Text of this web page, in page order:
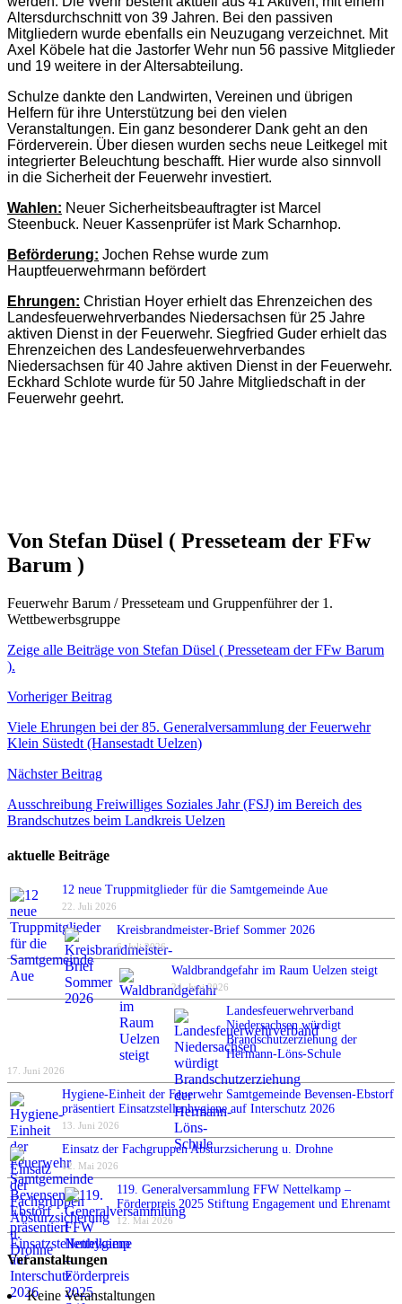
Altersdurchschnitt von 39 Jahren. Bei den passiven
Mitgliedern wurde ebenfalls ein Neuzugang verzeichnet. Mit
Axel Köbele hat die Jastorfer Wehr nun 56 passive Mitglieder
und 19 weitere in der Altersabteilung.
Schulze dankte den Landwirten, Vereinen und übrigen
Helfern für ihre Unterstützung bei den vielen
Veranstaltungen. Ein ganz besonderer Dank geht an den
Förderverein. Über diesen wurden sechs neue Leitkegel mit
integrierter Beleuchtung beschafft. Hier wurde also sinnvoll
in die Sicherheit der Feuerwehr investiert.
Wahlen: Neuer Sicherheitsbeauftragter ist Marcel
Steenbuck. Neuer Kassenprüfer ist Mark Scharnhop.
Beförderung: Jochen Rehse wurde zum
Hauptfeuerwehrmann befördert
Ehrungen: Christian Hoyer erhielt das Ehrenzeichen des
Landesfeuerwehrverbandes Niedersachsen für 25 Jahre
aktiven Dienst in der Feuerwehr. Siegfried Guder erhielt das
Ehrenzeichen des Landesfeuerwehrverbandes
Niedersachsen für 40 Jahre aktiven Dienst in der Feuerwehr.
Eckhard Schlote wurde für 50 Jahre Mitgliedschaft in der
Feuerwehr geehrt.
Von Stefan Düsel ( Presseteam der FFw
Barum )
Feuerwehr Barum / Presseteam und Gruppenführer der 1.
Wettbewerbsgruppe
Zeige alle Beiträge von Stefan Düsel ( Presseteam der FFw Barum
).
Beitragsnavigation
Vorheriger Beitrag
Viele Ehrungen bei der 85. Generalversammlung der Feuerwehr
Klein Süstedt (Hansestadt Uelzen)
Nächster Beitrag
Ausschreibung Freiwilliges Soziales Jahr (FSJ) im Bereich des
Brandschutzes beim Landkreis Uelzen
aktuelle Beiträge
12 neue Truppmitglieder für die Samtgemeinde Aue
22. Juli 2026
Kreisbrandmeister-Brief Sommer 2026
6. Juli 2026
Waldbrandgefahr im Raum Uelzen steigt
24. Juni 2026
Landesfeuerwehrverband
Niedersachsen würdigt
Brandschutzerziehung der
Hermann-Löns-Schule
17. Juni 2026
Hygiene-Einheit der Feuerwehr Samtgemeinde Bevensen-Ebstorf
präsentiert Einsatzstellenhygiene auf Interschutz 2026
13. Juni 2026
Einsatz der Fachgruppen Absturzsicherung u. Drohne
12. Mai 2026
119. Generalversammlung FFW Nettelkamp –
Förderpreis 2025 Stiftung Engagement und Ehrenamt
12. Mai 2026
Veranstaltungen
Keine Veranstaltungen